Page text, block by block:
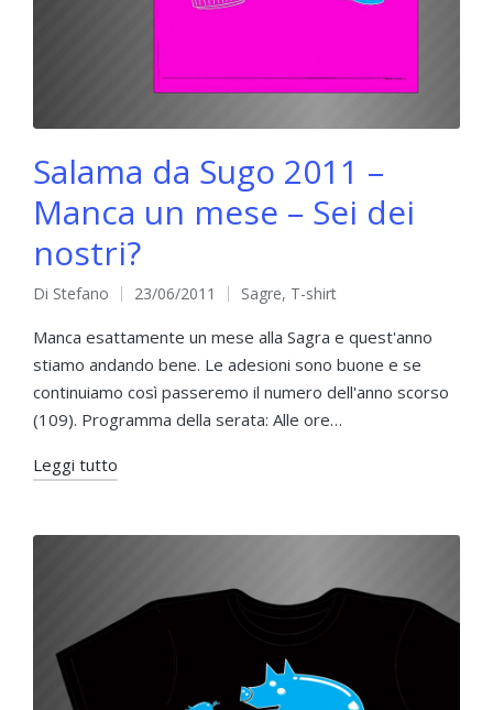
Salama da Sugo 2011 –
Manca un mese – Sei dei
nostri?
Pubblicato
da
Di Stefano 23/06/2011
Pubblicato
in
Sagre, T-shirt
Manca esattamente un mese alla Sagra e quest'anno
stiamo andando bene. Le adesioni sono buone e se
continuiamo così passeremo il numero dell'anno scorso
(109). Programma della serata: Alle ore…
Leggi tutto